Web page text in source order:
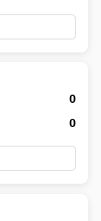
0
0